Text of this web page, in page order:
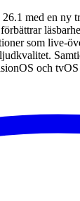
med en ny
som live-
och